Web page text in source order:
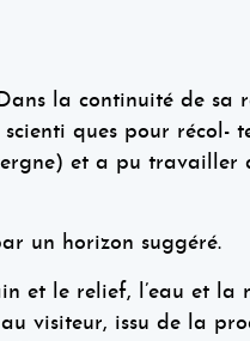
la continuité de sa
ques pour récol-
et a pu travailler
un horizon suggéré.
et le relief, l’eau et la
visiteur, issu de la